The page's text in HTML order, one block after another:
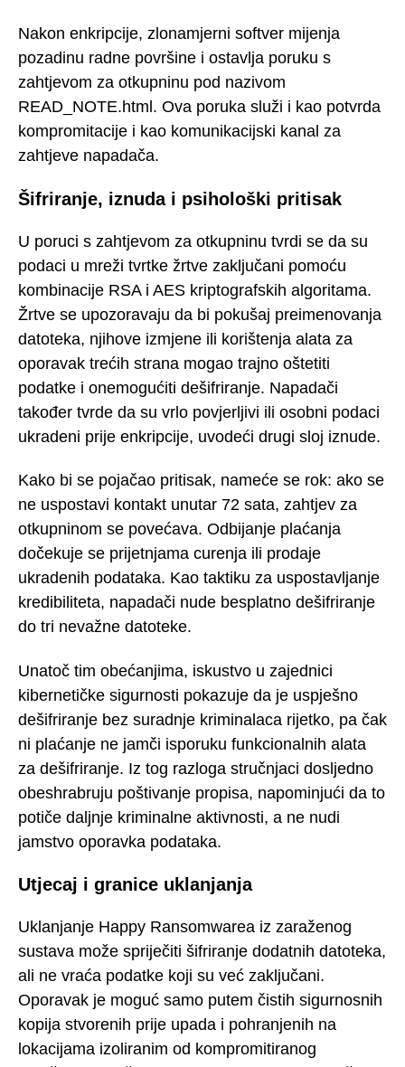
Nakon enkripcije, zlonamjerni softver mijenja
pozadinu radne površine i ostavlja poruku s
zahtjevom za otkupninu pod nazivom
READ_NOTE.html. Ova poruka služi i kao potvrda
kompromitacije i kao komunikacijski kanal za
zahtjeve napadača.
Šifriranje, iznuda i psihološki pritisak
U poruci s zahtjevom za otkupninu tvrdi se da su
podaci u mreži tvrtke žrtve zaključani pomoću
kombinacije RSA i AES kriptografskih algoritama.
Žrtve se upozoravaju da bi pokušaj preimenovanja
datoteka, njihove izmjene ili korištenja alata za
oporavak trećih strana mogao trajno oštetiti
podatke i onemogućiti dešifriranje. Napadači
također tvrde da su vrlo povjerljivi ili osobni podaci
ukradeni prije enkripcije, uvodeći drugi sloj iznude.
Kako bi se pojačao pritisak, nameće se rok: ako se
ne uspostavi kontakt unutar 72 sata, zahtjev za
otkupninom se povećava. Odbijanje plaćanja
dočekuje se prijetnjama curenja ili prodaje
ukradenih podataka. Kao taktiku za uspostavljanje
kredibiliteta, napadači nude besplatno dešifriranje
do tri nevažne datoteke.
Unatoč tim obećanjima, iskustvo u zajednici
kibernetičke sigurnosti pokazuje da je uspješno
dešifriranje bez suradnje kriminalaca rijetko, pa čak
ni plaćanje ne jamči isporuku funkcionalnih alata
za dešifriranje. Iz tog razloga stručnjaci dosljedno
obeshrabruju poštivanje propisa, napominjući da to
potiče daljnje kriminalne aktivnosti, a ne nudi
jamstvo oporavka podataka.
Utjecaj i granice uklanjanja
Uklanjanje Happy Ransomwarea iz zaraženog
sustava može spriječiti šifriranje dodatnih datoteka,
ali ne vraća podatke koji su već zaključani.
Oporavak je moguć samo putem čistih sigurnosnih
kopija stvorenih prije upada i pohranjenih na
lokacijama izoliranim od kompromitiranog